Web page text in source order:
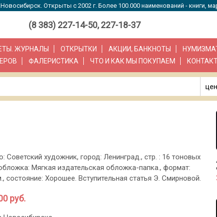
Открыты с 2002 г. Более 100.000 наименований - книги,
(8 383) 227-14-50, 227-18-37
ЖУРНАЛЫ ОТКРЫТКИ АКЦИИ, БАНКНОТЫ
ФАЛЕРИСТИКА ЧТО И КАК МЫ ПОКУПАЕМ
Советский художник, город: Ленинград., стр. : 16 тоновых
Мягкая издательская обложка-папка., формат:
состояние: Хорошее. Вступительная статья Э. Смирновой.
руб.